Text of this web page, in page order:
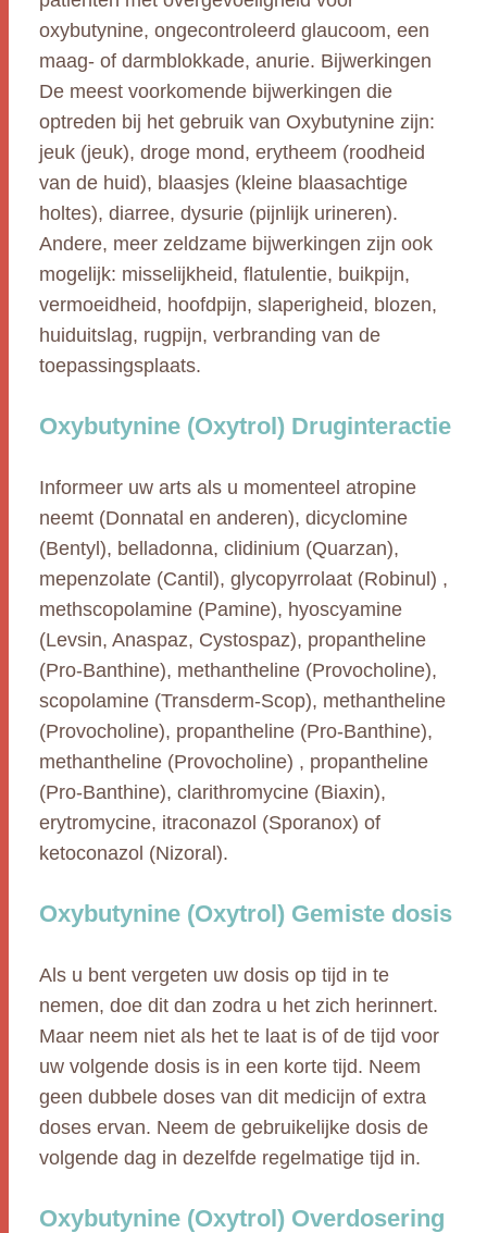
oxybutynine, ongecontroleerd glaucoom, een
maag- of darmblokkade, anurie. Bijwerkingen
De meest voorkomende bijwerkingen die
optreden bij het gebruik van Oxybutynine zijn:
jeuk (jeuk), droge mond, erytheem (roodheid
van de huid), blaasjes (kleine blaasachtige
holtes), diarree, dysurie (pijnlijk urineren).
Andere, meer zeldzame bijwerkingen zijn ook
mogelijk: misselijkheid, flatulentie, buikpijn,
vermoeidheid, hoofdpijn, slaperigheid, blozen,
huiduitslag, rugpijn, verbranding van de
toepassingsplaats.
Oxybutynine (Oxytrol) Druginteractie
Informeer uw arts als u momenteel atropine
neemt (Donnatal en anderen), dicyclomine
(Bentyl), belladonna, clidinium (Quarzan),
mepenzolate (Cantil), glycopyrrolaat (Robinul) ,
methscopolamine (Pamine), hyoscyamine
(Levsin, Anaspaz, Cystospaz), propantheline
(Pro-Banthine), methantheline (Provocholine),
scopolamine (Transderm-Scop), methantheline
(Provocholine), propantheline (Pro-Banthine),
methantheline (Provocholine) , propantheline
(Pro-Banthine), clarithromycine (Biaxin),
erytromycine, itraconazol (Sporanox) of
ketoconazol (Nizoral).
Oxybutynine (Oxytrol) Gemiste dosis
Als u bent vergeten uw dosis op tijd in te
nemen, doe dit dan zodra u het zich herinnert.
Maar neem niet als het te laat is of de tijd voor
uw volgende dosis is in een korte tijd. Neem
geen dubbele doses van dit medicijn of extra
doses ervan. Neem de gebruikelijke dosis de
volgende dag in dezelfde regelmatige tijd in.
Oxybutynine (Oxytrol) Overdosering